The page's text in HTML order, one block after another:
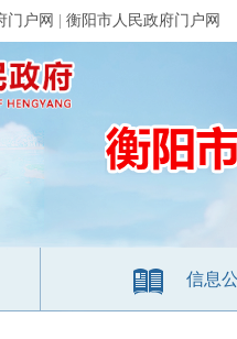
门户网 衡阳市人民政府门户网
信息